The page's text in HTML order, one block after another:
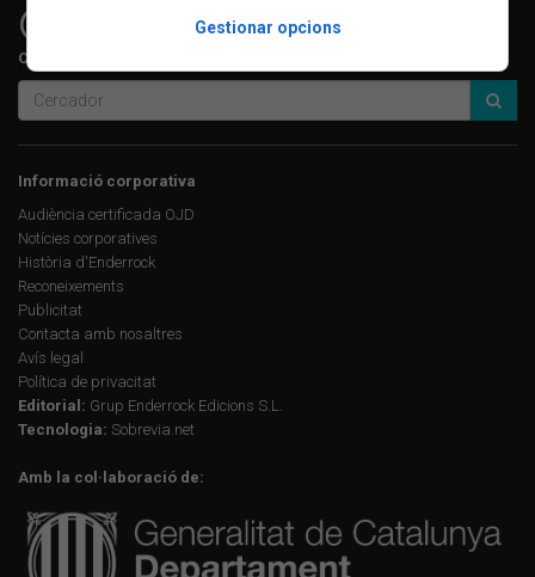
Cerca a Enderrock.cat:
Informació corporativa
Audiència certificada OJD
Notícies corporatives
Història d'Enderrock
Reconeixements
Publicitat
Contacta amb nosaltres
Avís legal
Política de privacitat
Editorial: Grup Enderrock Edicions S.L.
Tecnologia: Sobrevia.net
Amb la col·laboració de:
Gestionar opcions